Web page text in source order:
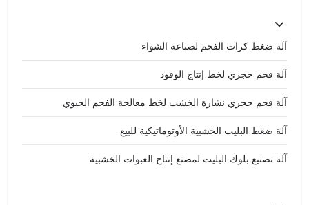
آلة ضغط كرات الفحم لصناعة الشواء
آلة فحم حجري لخط إنتاج الوقود
آلة فحم حجري نشارة الخشب لخط معالجة الفحم الحيوي
آلة ضغط البليت الخشبية الأوتوماتيكية للبيع
آلة تصنيع بلوك البليت لمصنع إنتاج العبوات الخشبية